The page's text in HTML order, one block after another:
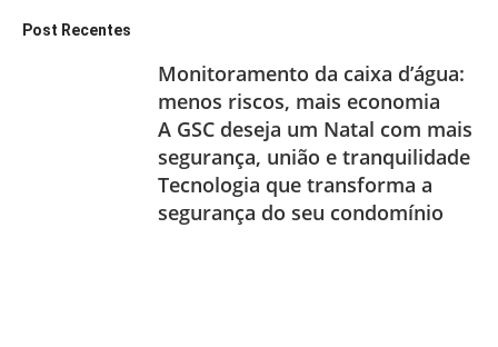
Post Recentes
Monitoramento da caixa d’água:
menos riscos, mais economia
A GSC deseja um Natal com mais
segurança, união e tranquilidade
Tecnologia que transforma a
segurança do seu condomínio